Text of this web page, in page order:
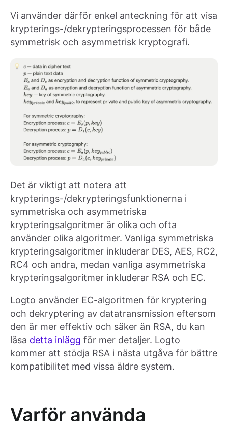
Vi använder därför enkel anteckning för att visa
krypterings-/dekrypteringsprocessen för både
symmetrisk och asymmetrisk kryptografi.
Det är viktigt att notera att
krypterings-/dekrypteringsfunktionerna i
symmetriska och asymmetriska
krypteringsalgoritmer är olika och ofta
använder olika algoritmer. Vanliga symmetriska
krypteringsalgoritmer inkluderar DES, AES, RC2,
RC4 och andra, medan vanliga asymmetriska
krypteringsalgoritmer inkluderar RSA och EC.
Logto använder EC-algoritmen för kryptering
och dekryptering av datatransmission eftersom
den är mer effektiv och säker än RSA, du kan
läsa detta inlägg för mer detaljer. Logto
kommer att stödja RSA i nästa utgåva för bättre
kompatibilitet med vissa äldre system.
Varför använda